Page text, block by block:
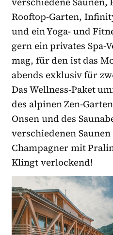
Rooftop-Garten,
und ein Yoga- und
gern ein privates Spa-
mag, für den ist das
abends exklusiv für
Das Wellness-Paket
des alpinen Zen-
Onsen und des
verschiedenen
Champagner mit
Klingt verlockend!